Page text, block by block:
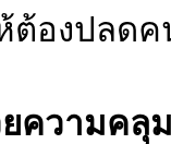
ต้องปลดค
มคลุมเ